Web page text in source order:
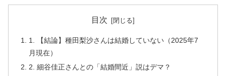
目次
1. 【結論】種田梨沙さんは結婚していない（2025年7
月現在）
2. 細谷佳正さんとの「結婚間近」説はデマ？